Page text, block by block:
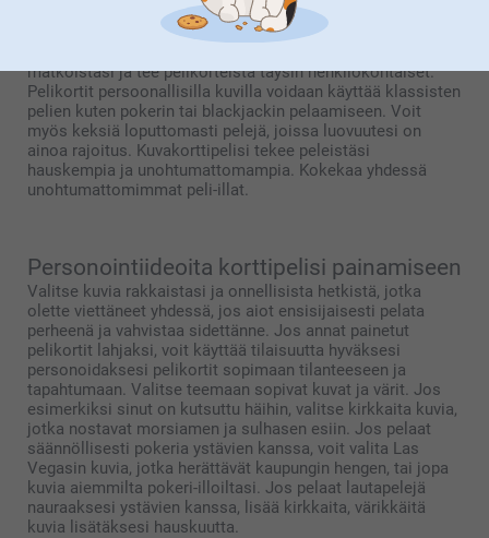
Persoonallisilla pelikorteilla pelisessiosi sujuvat vielä
matkoistasi ja tee pelikorteista täysin henkilökohtaiset.
Pelikortit persoonallisilla kuvilla voidaan käyttää klassisten
pelien kuten pokerin tai blackjackin pelaamiseen. Voit
myös keksiä loputtomasti pelejä, joissa luovuutesi on
ainoa rajoitus. Kuvakorttipelisi tekee peleistäsi
hauskempia ja unohtumattomampia. Kokekaa yhdessä
unohtumattomimmat peli-illat.
Personointiideoita korttipelisi painamiseen
Valitse kuvia rakkaistasi ja onnellisista hetkistä, jotka
olette viettäneet yhdessä, jos aiot ensisijaisesti pelata
perheenä ja vahvistaa sidettänne. Jos annat painetut
pelikortit lahjaksi, voit käyttää tilaisuutta hyväksesi
personoidaksesi pelikortit sopimaan tilanteeseen ja
tapahtumaan. Valitse teemaan sopivat kuvat ja värit. Jos
esimerkiksi sinut on kutsuttu häihin, valitse kirkkaita kuvia,
jotka nostavat morsiamen ja sulhasen esiin. Jos pelaat
säännöllisesti pokeria ystävien kanssa, voit valita Las
Vegasin kuvia, jotka herättävät kaupungin hengen, tai jopa
kuvia aiemmilta pokeri-illoiltasi. Jos pelaat lautapelejä
nauraaksesi ystävien kanssa, lisää kirkkaita, värikkäitä
kuvia lisätäksesi hauskuutta.